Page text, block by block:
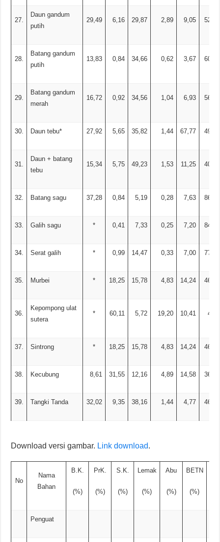
27.
Daun gandum
putih
29,49 6,16 29,87 2,89 9,05 52,03
28.
Batang gandum
putih
13,83 0,84 34,66 0,62 3,67 60,21
29.
Batang gandum
merah
16,72 0,92 34,56 1,04 6,93 56,55
30. Daun tebu* 27,92 5,65 35,82 1,44 67,77 49,32
31.
Daun + batang
tebu
15,34 5,75 49,23 1,53 11,25 40,54
32. Batang sagu 37,28 0,84 5,19 0,28 7,63 86,06
33. Galih sagu * 0,41 7,33 0,25 7,20 84,81
34. Serat galih * 0,99 14,47 0,33 7,00 77,21
35. Murbei * 18,25 15,78 4,83 14,24 46,90
36.
Kepompong ulat
sutera
* 60,11 5,72 19,20 10,41 4,56
37. Sintrong * 18,25 15,78 4,83 14,24 46,90
38. Kecubung 8,61 31,55 12,16 4,89 14,58 36,82
39. Tangki Tanda 32,02 9,35 38,16 1,44 4,77 46,28
Download versi gambar. Link download.
No
Nama
Bahan
B.K.
(%)
PrK.
(%)
S.K.
(%)
Lemak
(%)
Abu
(%)
BETN
(%)
Penguat